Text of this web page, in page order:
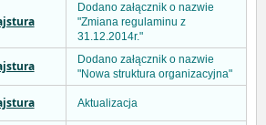
Dodano załącznik o nazwie
"Zmiana regulaminu z
31.12.2014r."
Dodano załącznik o nazwie
"Nowa struktura organizacyjna"
Aktualizacja